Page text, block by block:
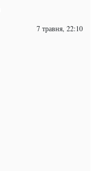
7 травня, 22:10